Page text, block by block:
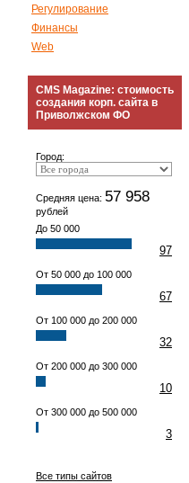
Регулирование
Финансы
Web
CMS Magazine: стоимость
создания корп. сайта в
Приволжском ФО
Город:
Средняя цена: 57 958
рублей
До 50 000
97
От 50 000 до 100 000
67
От 100 000 до 200 000
32
От 200 000 до 300 000
10
От 300 000 до 500 000
3
Все типы сайтов